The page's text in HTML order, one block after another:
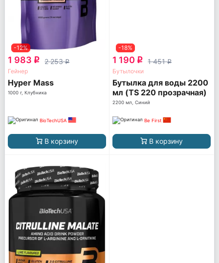
-12%
1 983 q 2 253q
Гейнер
Hyper Mass
1000 г, Клубника
BioTechUSA
В корзину
-18%
1 190 q 1 451q
Бутылочки
Бутылка для воды 2200
мл (TS 220 прозрачная)
2200 мл, Синий
Be First
В корзину